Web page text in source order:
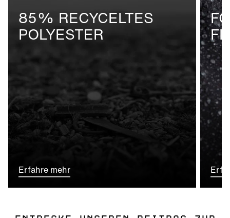
85% RECYCELTES
POLYESTER
Erfahre mehr